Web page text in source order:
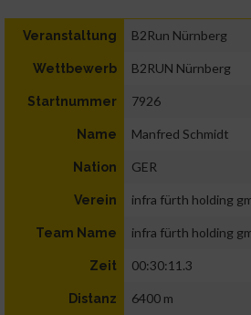
Veranstaltung B2Run Nürnberg
Wettbewerb B2RUN Nürnberg
Startnummer 7926
Name Manfred Schmidt
Nation GER
Verein infra fürth holding
Team Name infra fürth holding
Zeit 00:30:11.3
Distanz 6400 m